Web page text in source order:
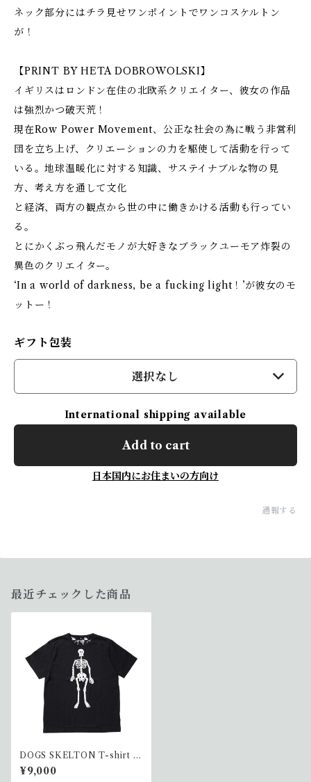
ネック部分にはチラ見せワンポイントでワンコスケルトン
が！
【PRINT BY HETA DOBROWOLSKI】
イギリスはロンドン在住の北欧系クリエイター、彼女の作品
は強烈かつ破天荒！
現在Row Power Movement、公正な社会の為に戦う非営利
団を立ち上げ、クリエーションの力を駆使して活動を行って
いる。地球温暖化に対する知識、サステイナブルな物の見
方、考え方を通して文化
と経済、両方の観点から世の中に働きかける活動も行ってい
る。
とにかくぶっ飛んだモノが大好きなブラックユーモア炸裂の
異色のクリエイター。
‘In a world of darkness, be a fucking light！’が彼女のモ
ットー！
ギフト包装
選択なし
International shipping available
Add to cart
日本国内にお住まいの方向け
通報する
最近チェックした商品
DOGS SKELTON T-shirt A
PE(ヒト)
¥9,000